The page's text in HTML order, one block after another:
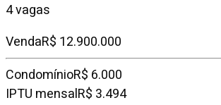
4 vagas
VendaR$ 12.900.000
CondomínioR$ 6.000
IPTU mensalR$ 3.494